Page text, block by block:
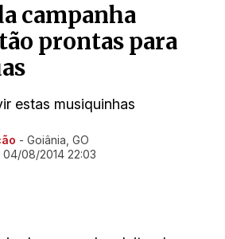
campanha
prontas para
estas musiquinhas
- Goiânia, GO
04/08/2014 22:03